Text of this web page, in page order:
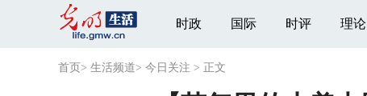
时政 国际 时评 理论
首页 > 生活频道> 今日关注 > 正文